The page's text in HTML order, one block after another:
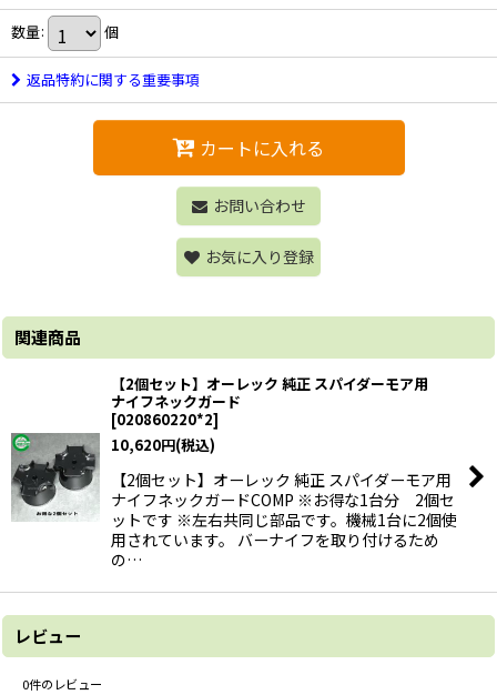
数量: 個
返品特約に関する重要事項
カートに入れる
お問い合わせ
お気に入り登録
関連商品
【2個セット】オーレック 純正 スパイダーモア用
ナイフネックガード
[020860220*2]
10,620円(税込)
【2個セット】オーレック 純正 スパイダーモア用
ナイフネックガードCOMP ※お得な1台分 2個セ
ットです ※左右共同じ部品です。機械1台に2個使
用されています。 バーナイフを取り付けるため
の…
レビュー
0件のレビュー